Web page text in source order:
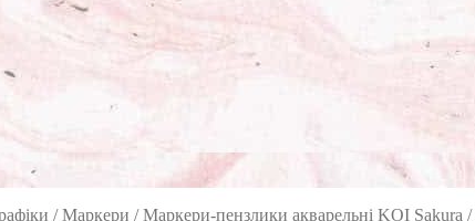
/Маркери /Маркери-пензлики акварельні KOI Sakura /